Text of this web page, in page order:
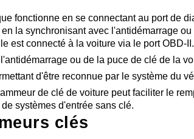
fonctionne en se connectant au port de
la synchronisant avec l'antidémarrage
est connecté à la voiture via le port OBD-II.
ou de la puce de clé de la
d'être reconnue par le système du
de clé de voiture peut faciliter le
systèmes d'entrée sans clé.
clés